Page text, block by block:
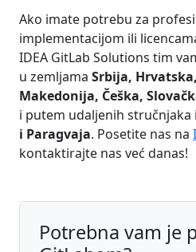
Ako imate potrebu za
implementacijom ili
IDEA GitLab Solutions tim
u zemljama Srbija,
Makedonija, Češka,
i putem udaljenih stručnjaka
i Paragvaja. Posetite nas na
kontaktirajte nas već danas!
Potrebna vam je